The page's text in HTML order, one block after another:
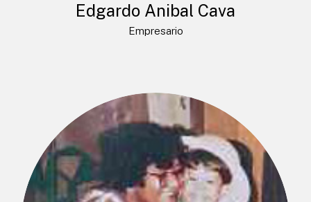
Edgardo Anibal Cava
Empresario